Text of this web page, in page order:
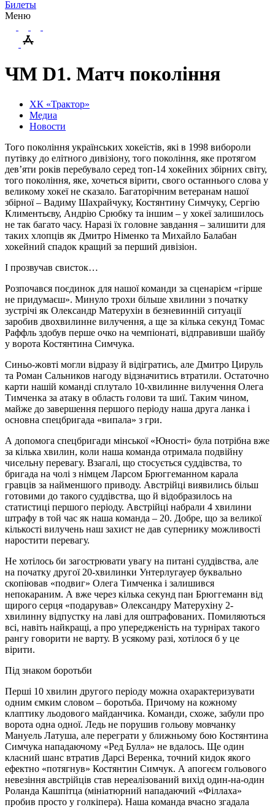
Билеты
Меню
ЧМ D1. Матч покоління
ХК «Трактор»
Медиа
Новости
Того покоління українських хокеїстів, які в 1998 вибороли
путівку до елітного дивізіону, того покоління, яке протягом
дев’яти років перебувало серед топ-14 хокейних збірних світу,
того покоління, яке, хочеться вірити, свого останнього слова у
великому хокеї не сказало. Багаторічним ветеранам нашої
збірної – Вадиму Шахрайчуку, Костянтину Симчуку, Сергію
Климентьєву, Андрію Срюбку та іншим – у хокеї залишилось
не так багато часу. Наразі їх головне завдання – залишити для
таких хлопців як Дмитро Німенко та Михайло Балабан
хокейний спадок кращий за перший дивізіон.
І прозвучав свисток…
Розпочався поєдинок для нашої команди за сценарієм «гірше
не придумаєш». Минуло трохи більше хвилини з початку
зустрічі як Олександр Матерухін в безневинній ситуації
заробив двохвилинне вилучення, а ще за кілька секунд Томас
Раффль здобув перше очко на чемпіонаті, відправивши шайбу
у ворота Костянтина Симчука.
Синьо-жовті могли відразу й відігратись, але Дмитро Цируль
та Роман Сальников нагоду відзначитись втратили. Остаточно
карти нашій команді сплутало 10-хвилинне вилучення Олега
Тимченка за атаку в область голови та шиї. Таким чином,
майже до завершення першого періоду наша друга ланка і
основна спецбригада «випала» з гри.
А допомога спецбригади мінської «Юності» була потрібна вже
за кілька хвилин, коли наша команда отримала подвійну
чисельну перевагу. Взагалі, що стосується суддівства, то
бригада на чолі з німцем Ларсом Брюггеманном карала
гравців за найменшого приводу. Австрійці виявились більш
готовими до такого суддівства, що й відобразилось на
статистиці першого періоду. Австрійці набрали 4 хвилини
штрафу в той час як наша команда – 20. Добре, що за великої
кількості вилучень наш захист не дав супернику можливості
наростити перевагу.
Не хотілось би загострювати увагу на питані суддівства, але
на початку другої 20-хвилинки Унтерлугауер буквально
скопіював «подвиг» Олега Тимченка і залишився
непокараним. А вже через кілька секунд пан Брюггеманн від
щирого серця «подарував» Олександру Матерухіну 2-
хвилинну відпустку на лаві для оштрафованих. Помиляються
всі, навіть найкращі, а про упередженість на турнірах такого
рангу говорити не варту. В усякому разі, хотілося б у це
вірити.
Під знаком боротьби
Перші 10 хвилин другого періоду можна охарактеризувати
одним ємким словом – боротьба. Причому на кожному
клаптику льодового майданчика. Команди, схоже, забули про
ворота одна одної. Ледь не порушив гольову мовчанку
Мануель Латуша, але переграти у ближньому бою Костянтина
Симчука нападаючому «Ред Булла» не вдалось. Ще один
класний шанс втратив Дарсі Веренка, точний кидок якого
ефектно «потягнув» Костянтин Симчук. А апогеєм гольового
невезіння австрійців став нереалізований вихід один-на-один
Роланда Кашпітца (мініатюрний нападаючий «Філлаха»
пробив просто у голкіпера). Наша команда вчасно згадала